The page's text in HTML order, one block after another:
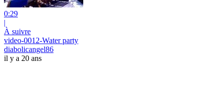
0:29
|
À suivre
video-0012-Water party
diabolicangel86
il y a 20 ans